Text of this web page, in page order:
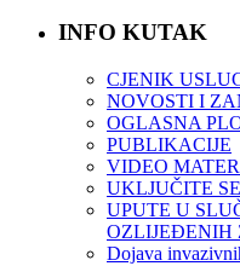
INFO KUTAK
CJENIK
NOVOSTI I
OGLASNA
PUBLIKACIJE
VIDEO
UKLJUČITE SE
UPUTE U
OZLIJEĐENIH
Dojava